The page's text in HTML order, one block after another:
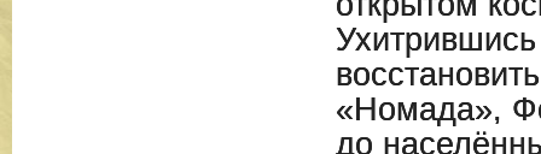
«Номада»,
до